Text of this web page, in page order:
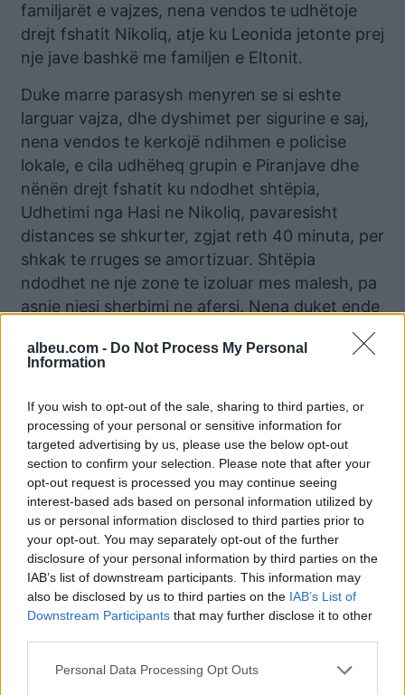
albeu.com - Do Not Process My Personal
Information
If you wish to opt-out of the sale, sharing to third parties, or
processing of your personal or sensitive information for
targeted advertising by us, please use the below opt-out
section to confirm your selection. Please note that after your
opt-out request is processed you may continue seeing
interest-based ads based on personal information utilized by
us or personal information disclosed to third parties prior to
your opt-out. You may separately opt-out of the further
disclosure of your personal information by third parties on the
IAB’s list of downstream participants. This information may
also be disclosed by us to third parties on the IAB’s List of
Downstream Participants that may further disclose it to other
Personal Data Processing Opt Outs
familjarët e vajzes, nena vendos te udhëtoje
drejt fshatit Nikoliq, atje ku Leonida jetonte prej
nje jave bashkë me familjen e Eltonit.
Duke marre parasysh menyren se si eshte
larguar vajza, dhe dyshimet per sigurine e saj,
nena vendos te kerkojë ndihmen e policise
lokale, e cila udhëheq grupin e Piranjave dhe
nënën drejt fshatit ku ndodhet shtëpia,
Udhetimi nga Hasi ne Nikoliq, pavaresisht
distances se shkurter, zgjat reth 40 minuta, per
shkak te rruges se amortizuar. Shtëpia
ndodhet ne nje zone te izoluar mes malesh, pa
asnje njesi sherbimi ne afersi. Nena duket ende
personat qe mbajne vajzen e saj prej nje jave
sociale që na shogeron, preferon te prese ne
makine.
Nderkohë Piranjat nisen te mesojme te
verteten. Por a do të pranojë Leonida të
takohet dhe të kthehet në familje edhe një herë
bashkë me nënën e saj?
Lajme të ngjashme:
”Ka edhe video”, flet i
moshuari abuzonte me të